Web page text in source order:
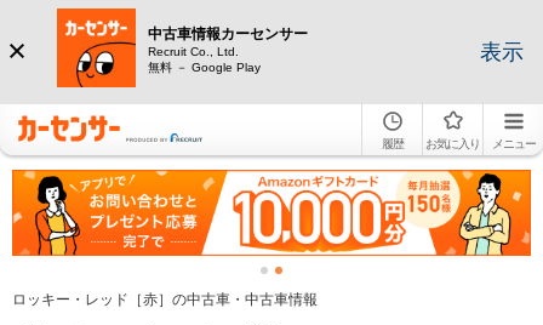
中古車情報カーセンサー
Recruit Co., Ltd.
無料 － Google Play
表示
履歴 お気に入り メニュー
ロッキー・レッド［赤］の中古車・中古車情報